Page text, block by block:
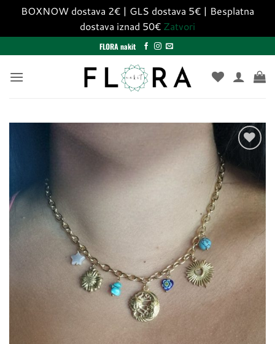
BOXNOW dostava 2€ | GLS dostava 5€ | Besplatna
dostava iznad 50€ Zatvori
to
content
FLORA nakit
listu
želja